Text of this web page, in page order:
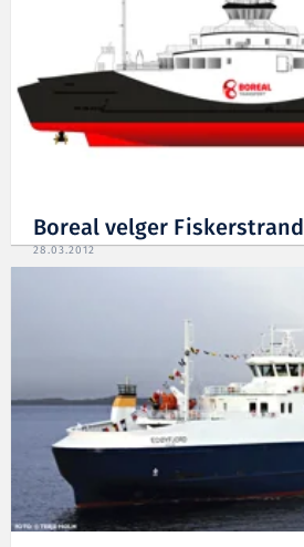
Boreal velger Fiskerstrand
28.03.2012